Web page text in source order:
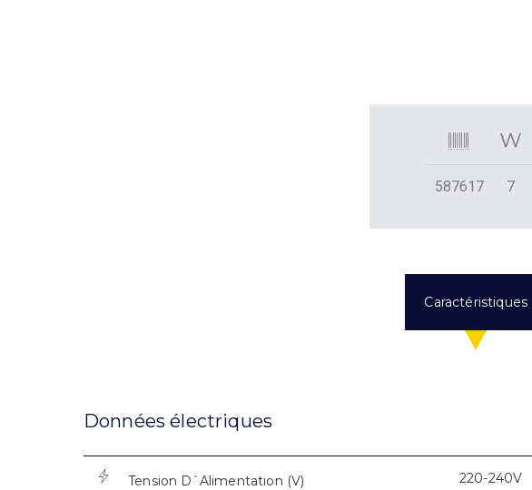
587617 7
Caractéristiques
Données électriques
Tension D`Alimentation (V) 220-240V